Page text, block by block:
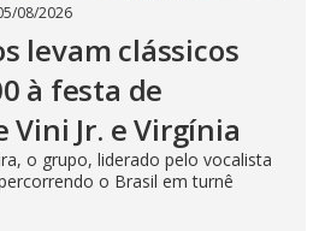
08/2026
levam clássicos
à festa de
Vini Jr. e Virgínia
o grupo, liderado pelo vocalista
o Brasil em turnê